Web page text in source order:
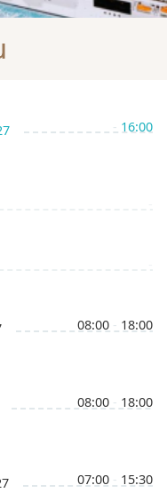
- 16:00
08:00 - 18:00
08:00 - 18:00
07:00 - 15:30